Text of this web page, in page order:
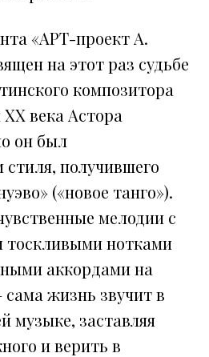
«АРТ-проект А.
на этот раз судьбе
композитора
века Астора
он был
получившего
(«новое танго»).
мелодии с
тоскливыми нотками
аккордами на
жизнь звучит в
музыке, заставляя
и верить в